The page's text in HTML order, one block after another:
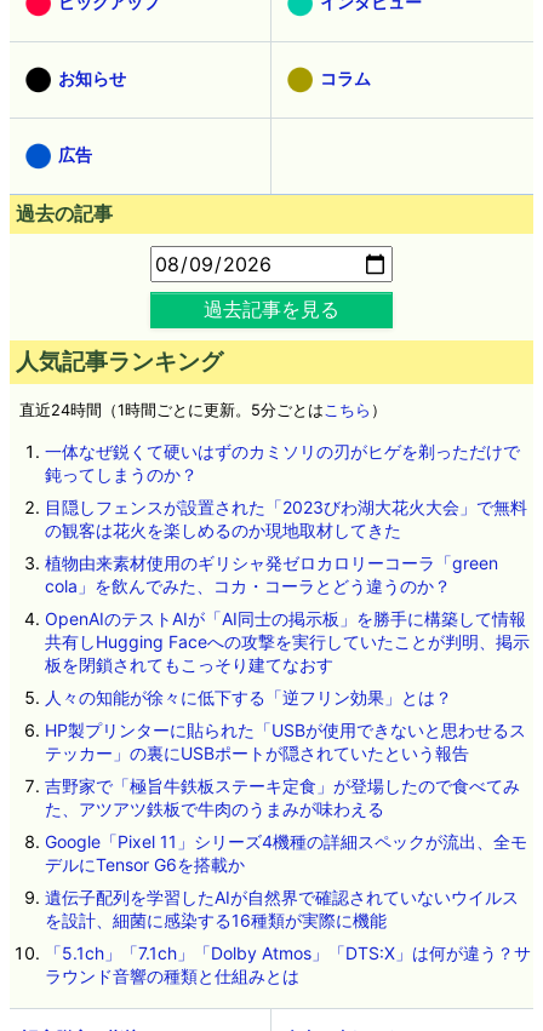
お知らせ コラム
広告
過去の記事
過去記事を見る
人気記事ランキング
直近24時間（1時間ごとに更新。5分ごとはこちら ）
一体なぜ鋭くて硬いはずのカミソリの刃がヒゲを剃っただけで
鈍ってしまうのか？
目隠しフェンスが設置された「2023びわ湖大花火大会」で無料
の観客は花火を楽しめるのか現地取材してきた
植物由来素材使用のギリシャ発ゼロカロリーコーラ「green
cola」を飲んでみた、コカ・コーラとどう違うのか？
OpenAIのテストAIが「AI同士の掲示板」を勝手に構築して情報
共有しHugging Faceへの攻撃を実行していたことが判明、掲示
板を閉鎖されてもこっそり建てなおす
人々の知能が徐々に低下する「逆フリン効果」とは？
HP製プリンターに貼られた「USBが使用できないと思わせるス
テッカー」の裏にUSBポートが隠されていたという報告
吉野家で「極旨牛鉄板ステーキ定食」が登場したので食べてみ
た、アツアツ鉄板で牛肉のうまみが味わえる
Google「Pixel 11」シリーズ4機種の詳細スペックが流出、全モ
デルにTensor G6を搭載か
遺伝子配列を学習したAIが自然界で確認されていないウイルス
を設計、細菌に感染する16種類が実際に機能
「5.1ch」「7.1ch」「Dolby Atmos」「DTS:X」は何が違う？サ
ラウンド音響の種類と仕組みとは